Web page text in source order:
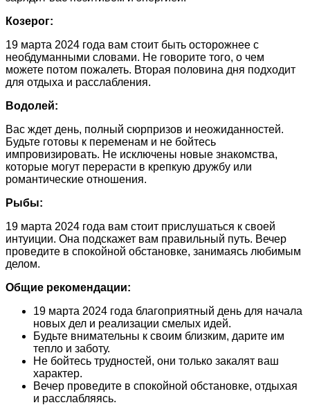
Козерог:
19 марта 2024 года вам стоит быть осторожнее с
необдуманными словами. Не говорите того, о чем
можете потом пожалеть. Вторая половина дня подходит
для отдыха и расслабления.
Водолей:
Вас ждет день, полный сюрпризов и неожиданностей.
Будьте готовы к переменам и не бойтесь
импровизировать. Не исключены новые знакомства,
которые могут перерасти в крепкую дружбу или
романтические отношения.
Рыбы:
19 марта 2024 года вам стоит прислушаться к своей
интуиции. Она подскажет вам правильный путь. Вечер
проведите в спокойной обстановке, занимаясь любимым
делом.
Общие рекомендации:
19 марта 2024 года благоприятный день для начала
новых дел и реализации смелых идей.
Будьте внимательны к своим близким, дарите им
тепло и заботу.
Не бойтесь трудностей, они только закалят ваш
характер.
Вечер проведите в спокойной обстановке, отдыхая
и расслабляясь.